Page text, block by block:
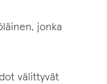
jonka
välittyvät